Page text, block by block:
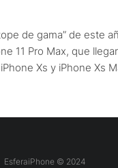
de gama” de este
11 Pro Max, que
Xs y iPhone Xs
EsferaiPhone © 2024